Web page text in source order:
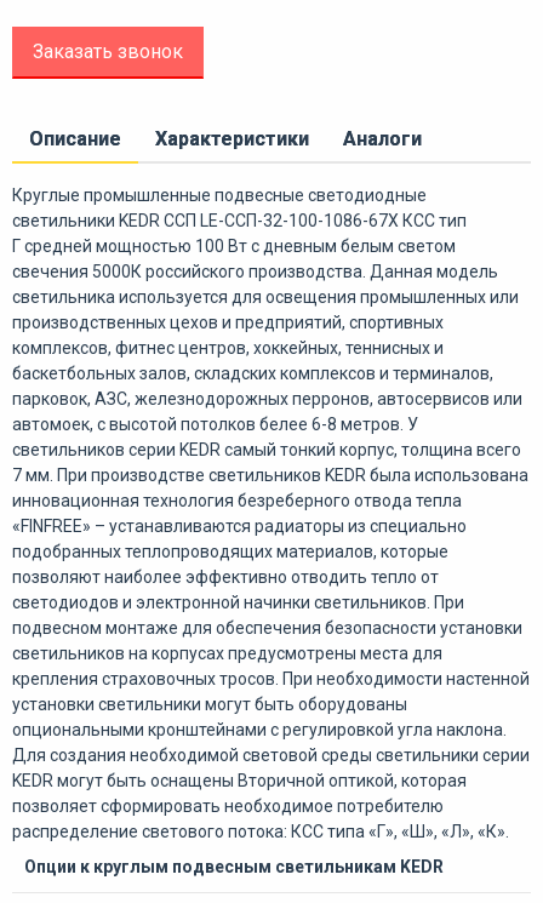
Заказать звонок
Описание Характеристики Аналоги
Круглые промышленные подвесные светодиодные
светильники KEDR ССП LE-ССП-32-100-1086-67Х КСС тип
Г средней мощностью 100 Вт с дневным белым светом
свечения 5000К российского производства. Данная модель
светильника используется для освещения промышленных или
производственных цехов и предприятий, спортивных
комплексов, фитнес центров, хоккейных, теннисных и
баскетбольных залов, складских комплексов и терминалов,
парковок, АЗС, железнодорожных перронов, автосервисов или
автомоек, с высотой потолков белее 6-8 метров. У
светильников серии KEDR самый тонкий корпус, толщина всего
7 мм. При производстве светильников KEDR была использована
инновационная технология безреберного отвода тепла
«FINFREE» – устанавливаются радиаторы из специально
подобранных теплопроводящих материалов, которые
позволяют наиболее эффективно отводить тепло от
светодиодов и электронной начинки светильников. При
подвесном монтаже для обеспечения безопасности установки
светильников на корпусах предусмотрены места для
крепления страховочных тросов. При необходимости настенной
установки светильники могут быть оборудованы
опциональными кронштейнами с регулировкой угла наклона.
Для создания необходимой световой среды светильники серии
KEDR могут быть оснащены Вторичной оптикой, которая
позволяет сформировать необходимое потребителю
распределение светового потока: КСС типа «Г», «Ш», «Л», «К».
Опции к круглым подвесным светильникам KEDR